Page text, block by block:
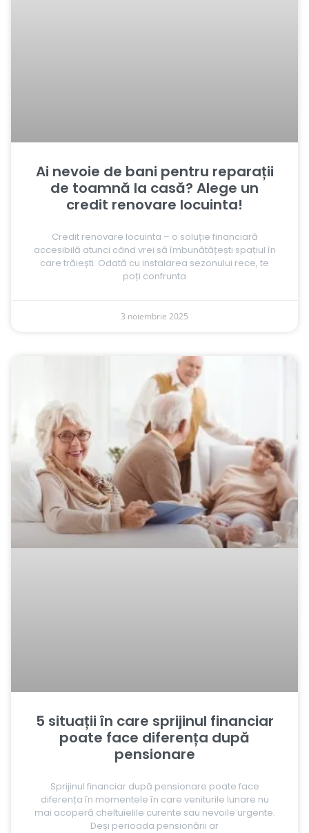
Ai nevoie de bani pentru reparații
de toamnă la casă? Alege un
credit renovare locuinta!
Credit renovare locuinta – o soluție financiară
accesibilă atunci când vrei să îmbunătățești spațiul în
care trăiești. Odată cu instalarea sezonului rece, te
poți confrunta
3 noiembrie 2025
5 situații în care sprijinul financiar
poate face diferența după
pensionare
Sprijinul financiar după pensionare poate face
diferența în momentele în care veniturile lunare nu
mai acoperă cheltuielile curente sau nevoile urgente.
Deși perioada pensionării ar